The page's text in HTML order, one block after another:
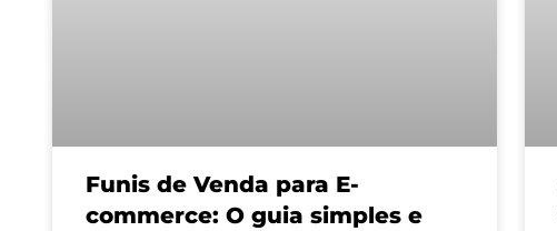
Funis de Venda para E-
commerce: O guia simples e